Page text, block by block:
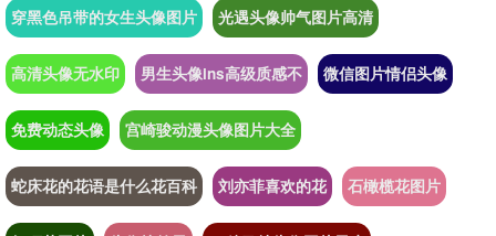
穿黑色吊带的女生头像图片 光遇头像帅气图片高清
高清头像无水印 男生头像ins高级质感不 微信图片情侣头像
免费动态头像 宫崎骏动漫头像图片大全
蛇床花的花语是什么花百科 刘亦菲喜欢的花 石橄榄花图片